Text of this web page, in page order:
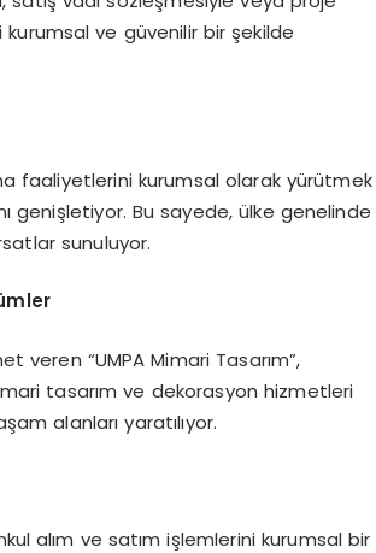
ve güvenilir bir şekilde
faaliyetlerini kurumsal olarak yürütmek
genişletiyor. Bu sayede, ülke genelinde
sunuluyor.
veren “UMPA Mimari Tasarım”,
tasarım ve dekorasyon hizmetleri
alanları yaratılıyor.
alım ve satım işlemlerini kurumsal bir